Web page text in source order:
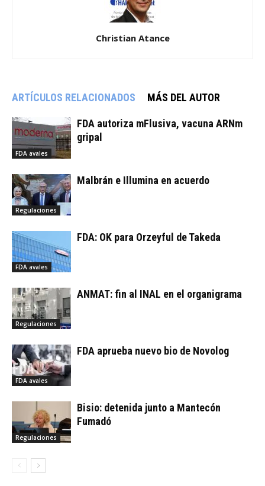
Christian Atance
ARTÍCULOS RELACIONADOS MÁS DEL AUTOR
FDA avales
FDA autoriza mFlusiva, vacuna ARNm
gripal
Regulaciones
Malbrán e Illumina en acuerdo
FDA avales
FDA: OK para Orzeyful de Takeda
Regulaciones
ANMAT: fin al INAL en el organigrama
FDA avales
FDA aprueba nuevo bio de Novolog
Regulaciones
Bisio: detenida junto a Mantecón
Fumadó